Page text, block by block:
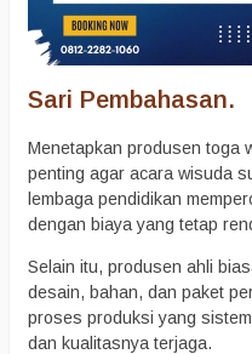
Sari Pembahasan.
Menetapkan produsen toga
penting agar acara wisuda
lembaga pendidikan
dengan biaya yang tetap
Selain itu, produsen ahli
desain, bahan, dan paket
proses produksi yang
dan kualitasnya terjaga.